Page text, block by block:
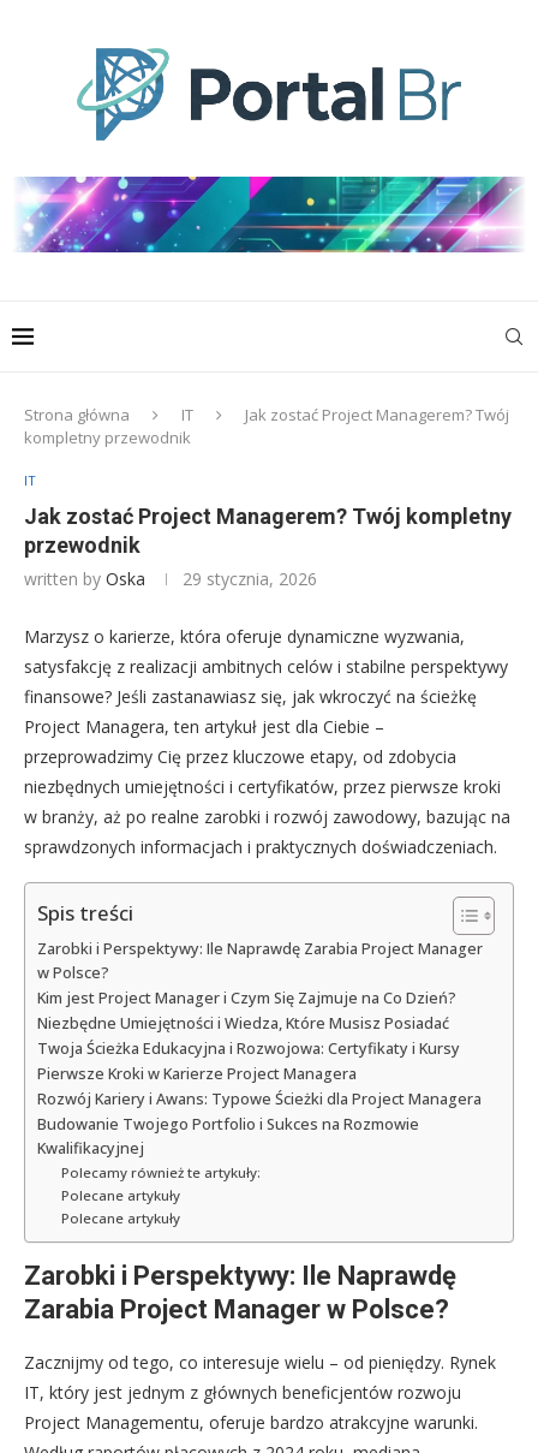
Strona główna IT
Jak zostać Project Managerem? Twój
kompletny przewodnik
IT
Jak zostać Project Managerem? Twój kompletny
przewodnik
written by Oska 29 stycznia, 2026
Marzysz o karierze, która oferuje dynamiczne wyzwania,
satysfakcję z realizacji ambitnych celów i stabilne perspektywy
finansowe? Jeśli zastanawiasz się, jak wkroczyć na ścieżkę
Project Managera, ten artykuł jest dla Ciebie –
przeprowadzimy Cię przez kluczowe etapy, od zdobycia
niezbędnych umiejętności i certyfikatów, przez pierwsze kroki
w branży, aż po realne zarobki i rozwój zawodowy, bazując na
sprawdzonych informacjach i praktycznych doświadczeniach.
Spis treści
Zarobki i Perspektywy: Ile Naprawdę Zarabia Project Manager
w Polsce?
Kim jest Project Manager i Czym Się Zajmuje na Co Dzień?
Niezbędne Umiejętności i Wiedza, Które Musisz Posiadać
Twoja Ścieżka Edukacyjna i Rozwojowa: Certyfikaty i Kursy
Pierwsze Kroki w Karierze Project Managera
Rozwój Kariery i Awans: Typowe Ścieżki dla Project Managera
Budowanie Twojego Portfolio i Sukces na Rozmowie
Kwalifikacyjnej
Polecamy również te artykuły:
Polecane artykuły
Polecane artykuły
Zarobki i Perspektywy: Ile Naprawdę
Zarabia Project Manager w Polsce?
Zacznijmy od tego, co interesuje wielu – od pieniędzy. Rynek
IT, który jest jednym z głównych beneficjentów rozwoju
Project Managementu, oferuje bardzo atrakcyjne warunki.